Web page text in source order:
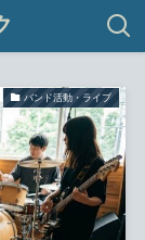
バンド活動・ライブ